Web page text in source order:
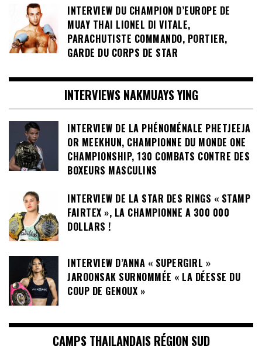
INTERVIEW DU CHAMPION D’EUROPE DE
MUAY THAI LIONEL DI VITALE,
PARACHUTISTE COMMANDO, PORTIER,
GARDE DU CORPS DE STAR
INTERVIEWS NAKMUAYS YING
INTERVIEW DE LA PHÉNOMÉNALE PHETJEEJA
OR MEEKHUN, CHAMPIONNE DU MONDE ONE
CHAMPIONSHIP, 130 COMBATS CONTRE DES
BOXEURS MASCULINS
INTERVIEW DE LA STAR DES RINGS « STAMP
FAIRTEX », LA CHAMPIONNE A 300 000
DOLLARS !
INTERVIEW D’ANNA « SUPERGIRL »
JAROONSAK SURNOMMÉE « LA DÉESSE DU
COUP DE GENOUX »
CAMPS THAILANDAIS RÉGION SUD